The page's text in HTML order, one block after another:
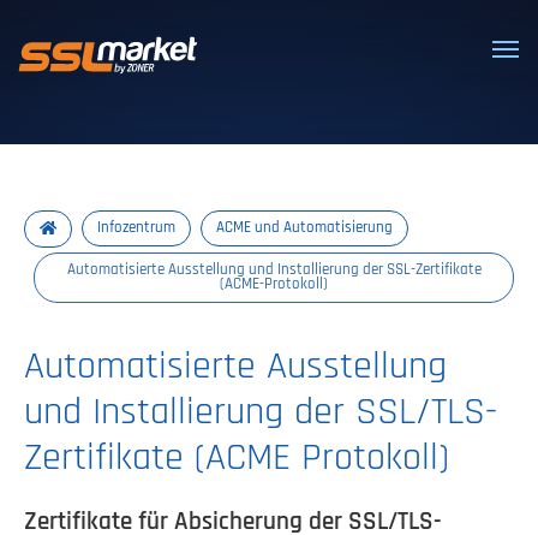
Vertrauenswürdige SSL/TLS-
Infozentrum ACME und Automatisierung
Automatisierte Ausstellung und Installierung der SSL-Zertifikate
(ACME-Protokoll)
Automatisierte Ausstellung
und Installierung der SSL/TLS-
Zertifikate (ACME Protokoll)
Zertifikate für Absicherung der SSL/TLS-